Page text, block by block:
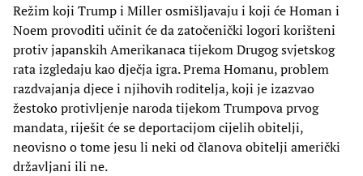
Režim koji Trump i Miller osmišljavaju i koji će Homan i
Noem provoditi učinit će da zatočenički logori korišteni
protiv japanskih Amerikanaca tijekom Drugog svjetskog
rata izgledaju kao dječja igra. Prema Homanu, problem
razdvajanja djece i njihovih roditelja, koji je izazvao
žestoko protivljenje naroda tijekom Trumpova prvog
mandata, riješit će se deportacijom cijelih obitelji,
neovisno o tome jesu li neki od članova obitelji američki
državljani ili ne.